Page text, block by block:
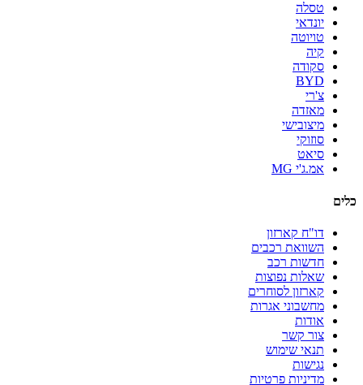
טסלה
יונדאי
טויוטה
קיה
סקודה
BYD
צ'רי
מאזדה
מיצובישי
סוזוקי
סיאט
אמ.ג'י MG
כלים
דו"ח קארזון
השוואת רכבים
חדשות רכב
שאלות נפוצות
קארזון לסוחרים
מחשבוני אגרות
אודות
צור קשר
תנאי שימוש
נגישות
מדיניות פרטיות